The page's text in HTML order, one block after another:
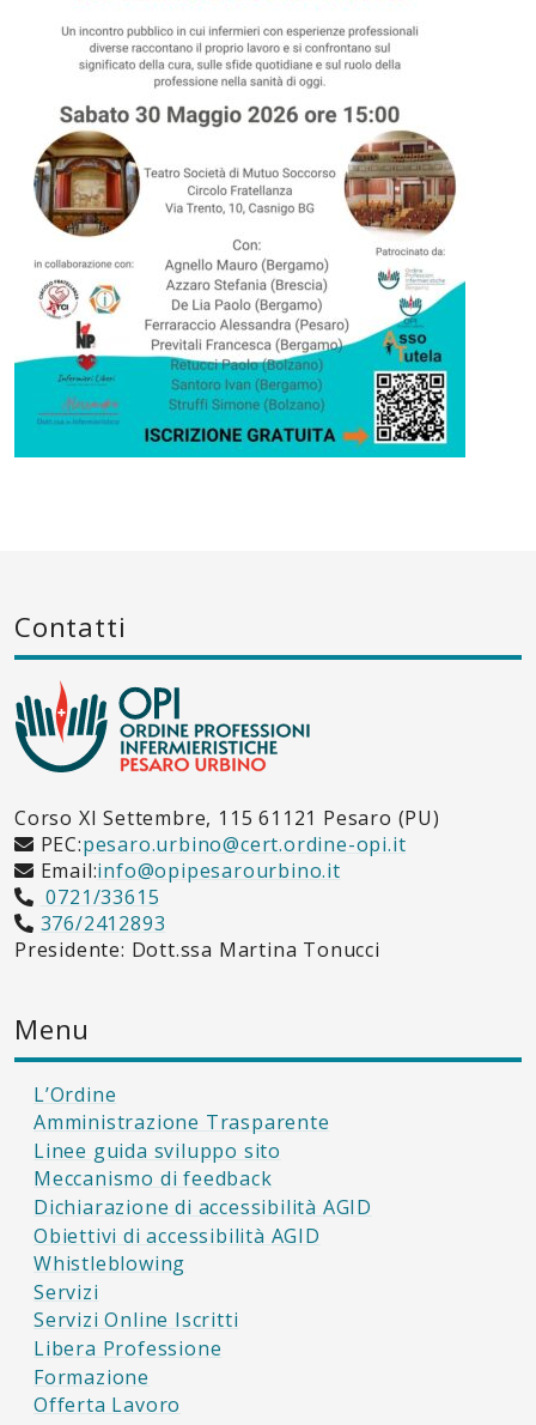
Contatti
Corso XI Settembre, 115 61121 Pesaro (PU)
PEC:pesaro.urbino@cert.ordine-opi.it
Email:info@opipesarourbino.it
0721/33615
376/2412893
Presidente: Dott.ssa Martina Tonucci
Menu
L’Ordine
Amministrazione Trasparente
Linee guida sviluppo sito
Meccanismo di feedback
Dichiarazione di accessibilità AGID
Obiettivi di accessibilità AGID
Whistleblowing
Servizi
Servizi Online Iscritti
Libera Professione
Formazione
Offerta Lavoro